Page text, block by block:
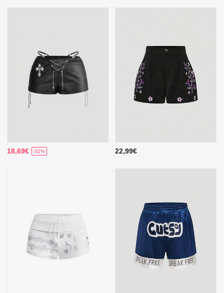
18,69€ -32% 22,99€